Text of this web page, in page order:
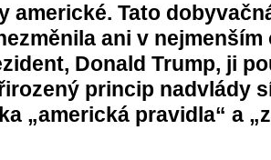
americké. Tato
ani v
Donald Trump, ji
princip nadvlády
„americká pravidla“ a